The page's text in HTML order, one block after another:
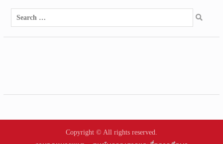
Search
for:
Copyright © All rights reserved.